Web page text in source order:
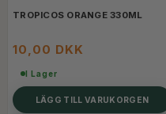
TROPICOS ORANGE 330ML
10,00 DKK
I Lager
LÄGG TILL VARUKORGEN